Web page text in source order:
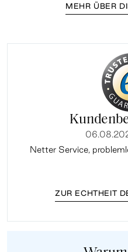
MEHR ÜBER
Netter Service,
ZUR ECHTHEIT